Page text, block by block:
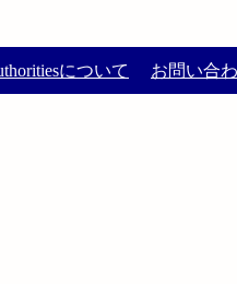
について お問い合